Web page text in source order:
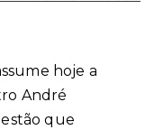
hoje a
André
que